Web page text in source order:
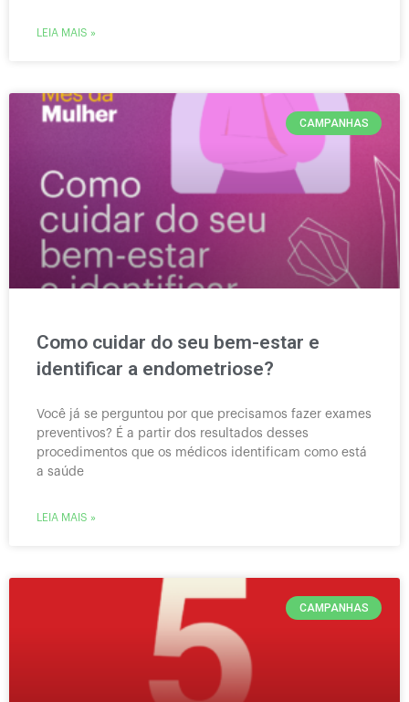
LEIA MAIS »
CAMPANHAS
Como cuidar do seu bem-estar e
identificar a endometriose?
Você já se perguntou por que precisamos fazer exames
preventivos? É a partir dos resultados desses
procedimentos que os médicos identificam como está
a saúde
LEIA MAIS »
CAMPANHAS